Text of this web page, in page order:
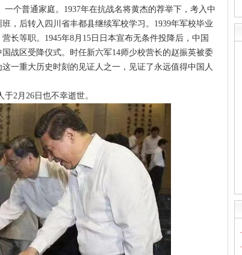
普通家庭。1937年在抗战名将黄杰的荐举下，考入中
，后转入四川省丰都县继续军校学习。1939年军校毕业
长等职。1945年8月15日日本宣布无条件投降后，中国
战区受降仪式。时任新六军14师少校营长的赵振英被委
一重大历史时刻的见证人之一，见证了永远值得中国人
2月26日也不幸逝世。
·
·